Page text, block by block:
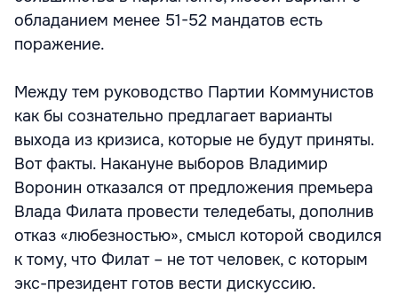
обладанием менее 51-52 мандатов есть
поражение.
Между тем руководство Партии Коммунистов
как бы сознательно предлагает варианты
выхода из кризиса, которые не будут приняты.
Вот факты. Накануне выборов Владимир
Воронин отказался от предложения премьера
Влада Филата провести теледебаты, дополнив
отказ «любезностью», смысл которой сводился
к тому, что Филат – не тот человек, с которым
экс-президент готов вести дискуссию.